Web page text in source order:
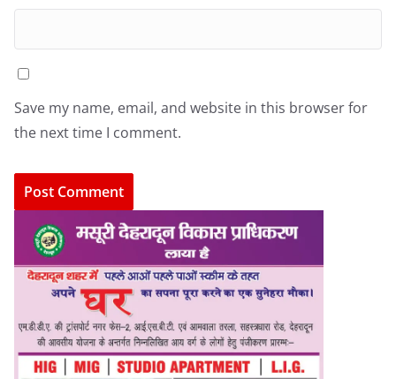
Save my name, email, and website in this browser for
the next time I comment.